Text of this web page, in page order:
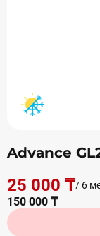
Advance
25 000 ₸/ 6
150 000 ₸